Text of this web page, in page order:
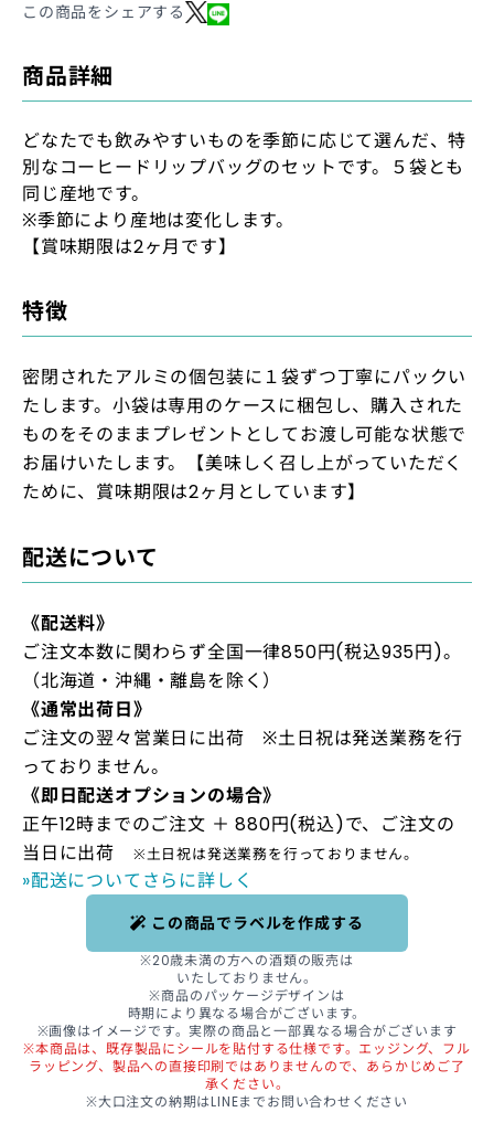
この商品をシェアする
商品詳細
どなたでも飲みやすいものを季節に応じて選んだ、特
別なコーヒードリップバッグのセットです。５袋とも
同じ産地です。
※季節により産地は変化します。
【賞味期限は2ヶ月です】
特徴
密閉されたアルミの個包装に１袋ずつ丁寧にパックい
たします。小袋は専用のケースに梱包し、購入された
ものをそのままプレゼントとしてお渡し可能な状態で
お届けいたします。【美味しく召し上がっていただく
ために、賞味期限は2ヶ月としています】
配送について
《配送料》
ご注文本数に関わらず全国一律850円(税込935円)。
（北海道・沖縄・離島を除く）
《通常出荷日》
ご注文の翌々営業日に出荷 ※土日祝は発送業務を行
っておりません。
《即日配送オプションの場合》
正午12時までのご注文 ＋ 880円(税込)で、ご注文の
当日に出荷
※土日祝は発送業務を行っておりません。
»配送についてさらに詳しく
この商品でラベルを作成する
※20歳未満の方への酒類の販売は
いたしておりません。
※商品のパッケージデザインは
時期により異なる場合がございます。
※画像はイメージです。実際の商品と一部異なる場合がございます
※本商品は、既存製品にシールを貼付する仕様です。エッジング、フル
ラッピング、製品への直接印刷ではありませんので、あらかじめご了
承ください。
※大口注文の納期はLINEまでお問い合わせください